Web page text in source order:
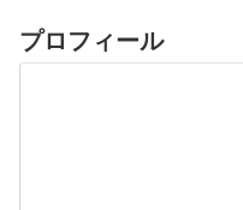
プロフィール